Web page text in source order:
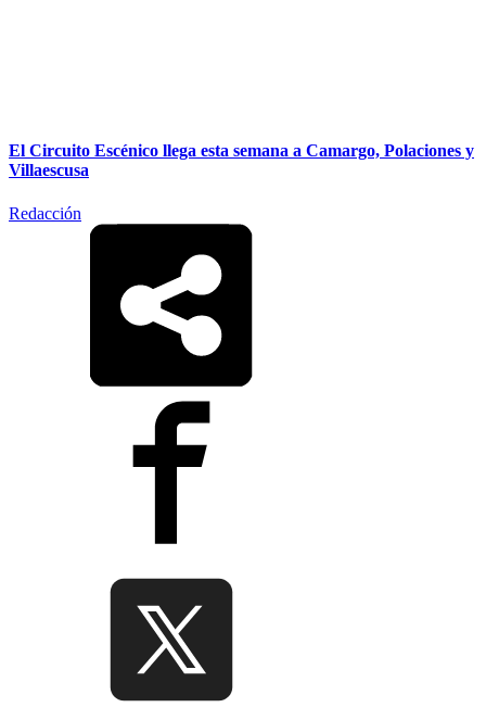
El Circuito Escénico llega esta semana a Camargo, Polaciones y
Villaescusa
Redacción